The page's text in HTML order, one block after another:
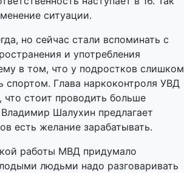
ситуации.
но сейчас стали вспоминать с
и употребления
в том, что у подростков слишком
спортом. Глава наркоконтроля УВД
стоит проводить больше
Шалухин предлагает
есть желание зарабатывать.
работы МВД придумало
людьми надо разговаривать